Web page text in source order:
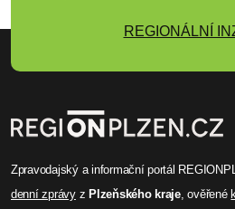
REGIONÁLNÍ
Zpravodajský a informační portál
denní zprávyzPlzeňského kraje, ověřené